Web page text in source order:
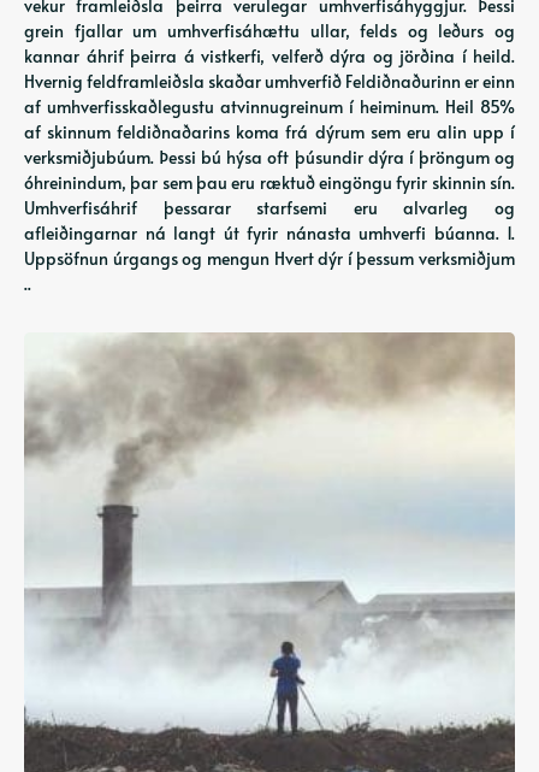
vekur framleiðsla þeirra verulegar umhverfisáhyggjur. Þessi
grein fjallar um umhverfisáhættu ullar, felds og leðurs og
kannar áhrif þeirra á vistkerfi, velferð dýra og jörðina í heild.
Hvernig feldframleiðsla skaðar umhverfið Feldiðnaðurinn er einn
af umhverfisskaðlegustu atvinnugreinum í heiminum. Heil 85%
af skinnum feldiðnaðarins koma frá dýrum sem eru alin upp í
verksmiðjubúum. Þessi bú hýsa oft þúsundir dýra í þröngum og
óhreinindum, þar sem þau eru ræktuð eingöngu fyrir skinnin sín.
Umhverfisáhrif þessarar starfsemi eru alvarleg og
afleiðingarnar ná langt út fyrir nánasta umhverfi búanna. 1.
Uppsöfnun úrgangs og mengun Hvert dýr í þessum verksmiðjum
..